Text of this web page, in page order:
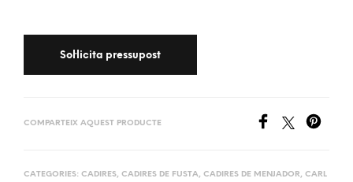
COMPARTEIX AQUEST PRODUCTE
CATEGORIES: CADIRES, CADIRES DE FUSTA, CADIRES DE MENJADOR, CARL